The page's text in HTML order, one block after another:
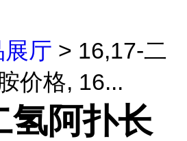
展厅 > 16,17-二
价格, 16...
氢阿扑长